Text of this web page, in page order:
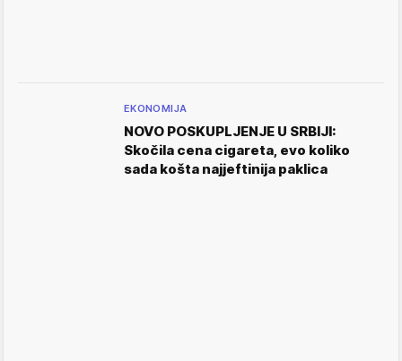
EKONOMIJA
NOVO POSKUPLJENJE U SRBIJI:
Skočila cena cigareta, evo koliko
sada košta najjeftinija paklica